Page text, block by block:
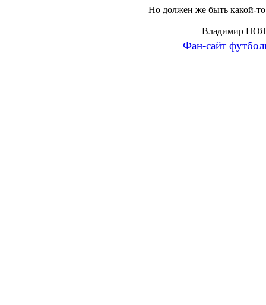
Но должен же быть какой-
Владимир
Фан-сайт